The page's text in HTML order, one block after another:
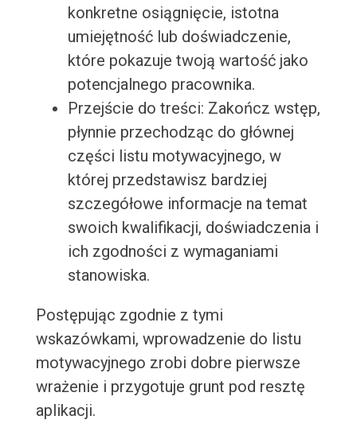
konkretne osiągnięcie, istotna
umiejętność lub doświadczenie,
które pokazuje twoją wartość jako
potencjalnego pracownika.
Przejście do treści: Zakończ wstęp,
płynnie przechodząc do głównej
części listu motywacyjnego, w
której przedstawisz bardziej
szczegółowe informacje na temat
swoich kwalifikacji, doświadczenia i
ich zgodności z wymaganiami
stanowiska.
Postępując zgodnie z tymi
wskazówkami, wprowadzenie do listu
motywacyjnego zrobi dobre pierwsze
wrażenie i przygotuje grunt pod resztę
aplikacji.